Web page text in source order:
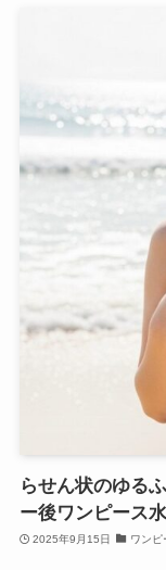
らせん状のゆる
ー後ワンピース
2025年9月15日 ワンピ